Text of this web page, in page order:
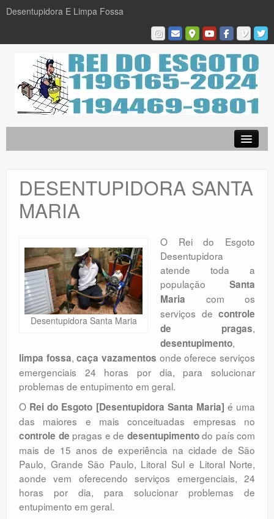
Desentupidora E Limpa Fossa
Limpa Fossa
Caça Vazamentos
Galeria De Fotos
Orçamento
Comentários
DESENTUPIDORA SANTA
MARIA
Desentupidora Santa Maria
O Rei do Esgoto
Desentupidora
atende toda a
população Santa
Maria com os
serviços de controle
de pragas,
desentupimento,
limpa fossa,caça vazamentos onde oferece serviços
emergenciais 24 horas por dia, para solucionar
problemas de entupimento em geral.
O Rei do Esgoto [Desentupidora Santa Maria] é uma
das maiores e mais conceituadas empresas no
controle de pragas e de desentupimentodo país com
mais de 15 anos de experiência na cidade de São
Paulo, Grande São Paulo, Litoral Sul e Litoral Norte,
aonde vem oferecendo serviços emergenciais, 24
horas por dia, para solucionar problemas de
entupimento em geral.